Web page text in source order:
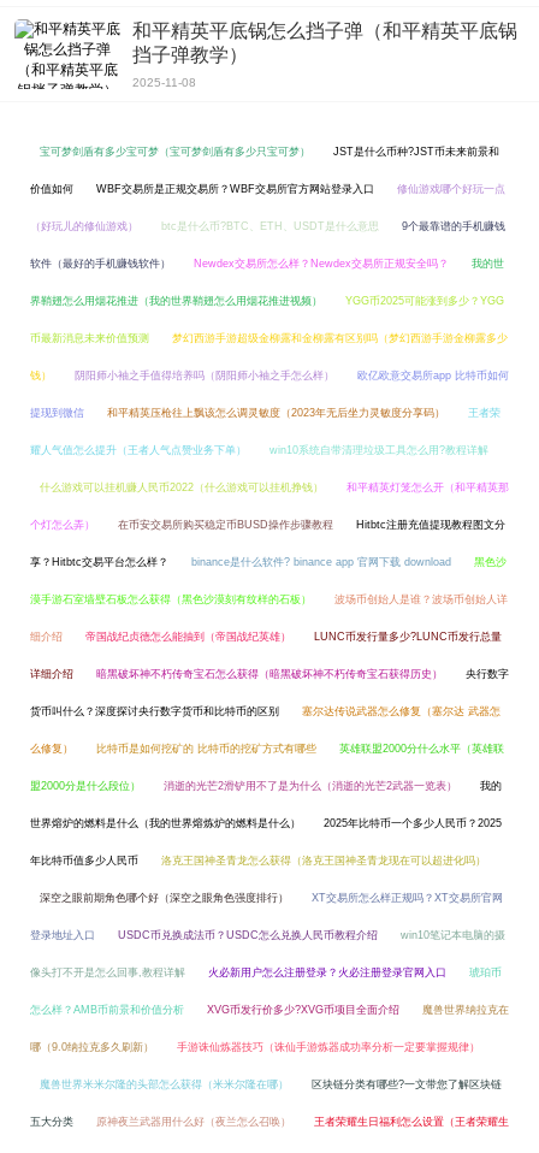
和平精英平底锅怎么挡子弹（和平精英平底锅
挡子弹教学）
2025-11-08
宝可梦剑盾有多少宝可梦（宝可梦剑盾有多少只宝可梦） JST是什么币种?JST币未来前景和
价值如何 WBF交易所是正规交易所？WBF交易所官方网站登录入口 修仙游戏哪个好玩一点
（好玩儿的修仙游戏） btc是什么币?BTC、ETH、USDT是什么意思 9个最靠谱的手机赚钱
软件（最好的手机赚钱软件） Newdex交易所怎么样？Newdex交易所正规安全吗？ 我的世
界鞘翅怎么用烟花推进（我的世界鞘翅怎么用烟花推进视频） YGG币2025可能涨到多少？YGG
币最新消息未来价值预测 梦幻西游手游超级金柳露和金柳露有区别吗（梦幻西游手游金柳露多少
钱） 阴阳师小袖之手值得培养吗（阴阳师小袖之手怎么样） 欧亿欧意交易所app 比特币如何
提现到微信 和平精英压枪往上飘该怎么调灵敏度（2023年无后坐力灵敏度分享码） 王者荣
耀人气值怎么提升（王者人气点赞业务下单） win10系统自带清理垃圾工具怎么用?教程详解
什么游戏可以挂机赚人民币2022（什么游戏可以挂机挣钱） 和平精英灯笼怎么开（和平精英那
个灯怎么弄） 在币安交易所购买稳定币BUSD操作步骤教程 Hitbtc注册充值提现教程图文分
享？Hitbtc交易平台怎么样？ binance是什么软件? binance app 官网下载 download 黑色沙
漠手游石室墙壁石板怎么获得（黑色沙漠刻有纹样的石板） 波场币创始人是谁？波场币创始人详
细介绍 帝国战纪贞德怎么能抽到（帝国战纪英雄） LUNC币发行量多少?LUNC币发行总量
详细介绍 暗黑破坏神不朽传奇宝石怎么获得（暗黑破坏神不朽传奇宝石获得历史） 央行数字
货币叫什么？深度探讨央行数字货币和比特币的区别 塞尔达传说武器怎么修复（塞尔达 武器怎
么修复） 比特币是如何挖矿的 比特币的挖矿方式有哪些 英雄联盟2000分什么水平（英雄联
盟2000分是什么段位） 消逝的光芒2滑铲用不了是为什么（消逝的光芒2武器一览表） 我的
世界熔炉的燃料是什么（我的世界熔炼炉的燃料是什么） 2025年比特币一个多少人民币？2025
年比特币值多少人民币 洛克王国神圣青龙怎么获得（洛克王国神圣青龙现在可以超进化吗）
深空之眼前期角色哪个好（深空之眼角色强度排行） XT交易所怎么样正规吗？XT交易所官网
登录地址入口 USDC币兑换成法币？USDC怎么兑换人民币教程介绍 win10笔记本电脑的摄
像头打不开是怎么回事,教程详解 火必新用户怎么注册登录？火必注册登录官网入口 琥珀币
怎么样？AMB币前景和价值分析 XVG币发行价多少?XVG币项目全面介绍 魔兽世界纳拉克在
哪（9.0纳拉克多久刷新） 手游诛仙炼器技巧（诛仙手游炼器成功率分析一定要掌握规律）
魔兽世界米米尔隆的头部怎么获得（米米尔隆在哪） 区块链分类有哪些?一文带您了解区块链
五大分类 原神夜兰武器用什么好（夜兰怎么召唤） 王者荣耀生日福利怎么设置（王者荣耀生